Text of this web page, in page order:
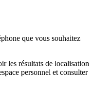
que vous souhaitez
les résultats de localisation
personnel et consulter